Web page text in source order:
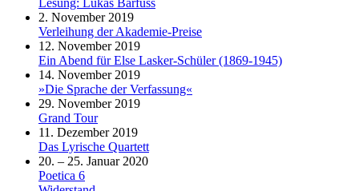
2. November 2019
Verleihung der Akademie-Preise
12. November 2019
Ein Abend für Else Lasker-Schüler (1869-1945)
14. November 2019
»Die Sprache der Verfassung«
29. November 2019
Grand Tour
11. Dezember 2019
Das Lyrische Quartett
20. – 25. Januar 2020
Poetica 6